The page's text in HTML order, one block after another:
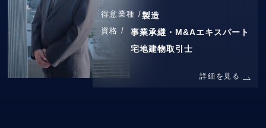
得意業種 /製造
資格 /
事業承継・M&Aエキスパート
宅地建物取引士
詳細を見る